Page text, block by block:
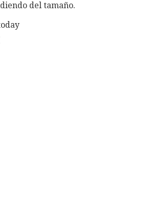
del tamaño.